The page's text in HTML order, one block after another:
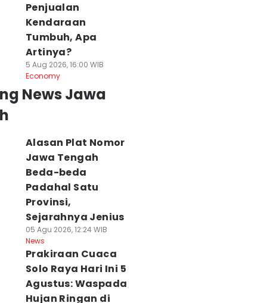
Penjualan
Kendaraan
Tumbuh, Apa
Artinya?
5 Aug 2026, 16:00 WIB
Economy
News Jawa
Alasan Plat Nomor
Jawa Tengah
Beda-beda
Padahal Satu
Provinsi,
Sejarahnya Jenius
05 Agu 2026, 12:24 WIB
News
Prakiraan Cuaca
Solo Raya Hari Ini 5
Agustus: Waspada
Hujan Ringan di